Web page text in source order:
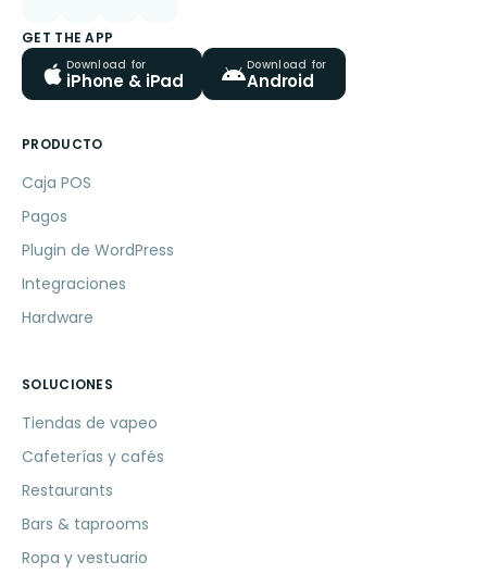
GET THE APP
Download for
iPhone & iPad
Download for
Android
PRODUCTO
Caja POS
Pagos
Plugin de WordPress
Integraciones
Hardware
SOLUCIONES
Tiendas de vapeo
Cafeterías y cafés
Restaurants
Bars & taprooms
Ropa y vestuario